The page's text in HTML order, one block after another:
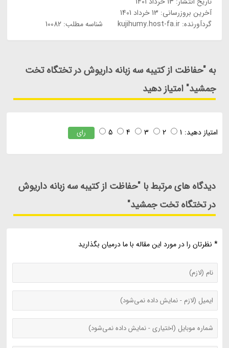
آخرین بروزرسانی: 13 خرداد 1401
گردآورنده:kujihumy.host-fa.ir شناسه مطلب: 10082
به "حفاظت از کتیبه سه زبانه داریوش در تختگاه تخت
جمشید" امتیاز دهید
امتیاز دهید: 1
2
3
4
5 رای
دیدگاه های مرتبط با "حفاظت از کتیبه سه زبانه داریوش
در تختگاه تخت جمشید"
* نظرتان را در مورد این مقاله با ما درمیان بگذارید